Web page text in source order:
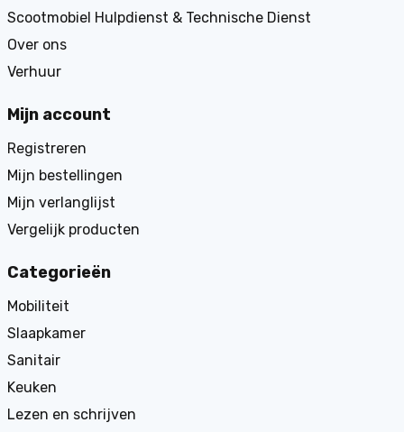
Scootmobiel Hulpdienst & Technische Dienst
Over ons
Verhuur
Mijn account
Registreren
Mijn bestellingen
Mijn verlanglijst
Vergelijk producten
Categorieën
Mobiliteit
Slaapkamer
Sanitair
Keuken
Lezen en schrijven